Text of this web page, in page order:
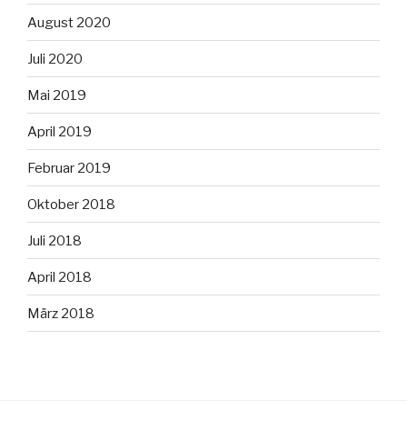
August 2020
Juli 2020
Mai 2019
April 2019
Februar 2019
Oktober 2018
Juli 2018
April 2018
März 2018